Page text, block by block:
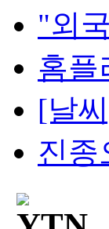
"외
홈플
[날
진종